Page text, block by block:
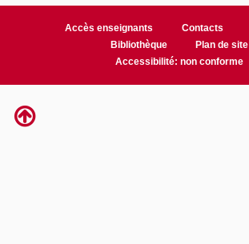
Accès enseignants Contacts
Bibliothèque
Plan de site
Accessibilité: non conforme